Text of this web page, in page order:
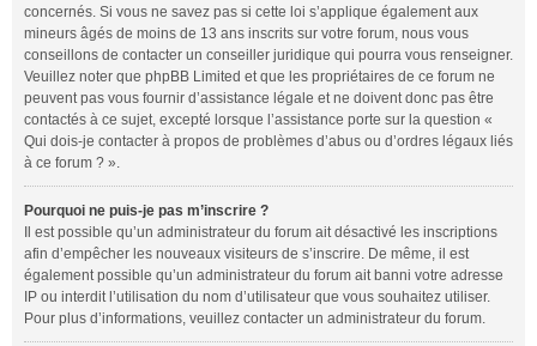
concernés. Si vous ne savez pas si cette loi s’applique également aux
mineurs âgés de moins de 13 ans inscrits sur votre forum, nous vous
conseillons de contacter un conseiller juridique qui pourra vous renseigner.
Veuillez noter que phpBB Limited et que les propriétaires de ce forum ne
peuvent pas vous fournir d’assistance légale et ne doivent donc pas être
contactés à ce sujet, excepté lorsque l’assistance porte sur la question «
Qui dois-je contacter à propos de problèmes d’abus ou d’ordres légaux liés
à ce forum ? ».
Pourquoi ne puis-je pas m’inscrire ?
Il est possible qu’un administrateur du forum ait désactivé les inscriptions
afin d’empêcher les nouveaux visiteurs de s’inscrire. De même, il est
également possible qu’un administrateur du forum ait banni votre adresse
IP ou interdit l’utilisation du nom d’utilisateur que vous souhaitez utiliser.
Pour plus d’informations, veuillez contacter un administrateur du forum.